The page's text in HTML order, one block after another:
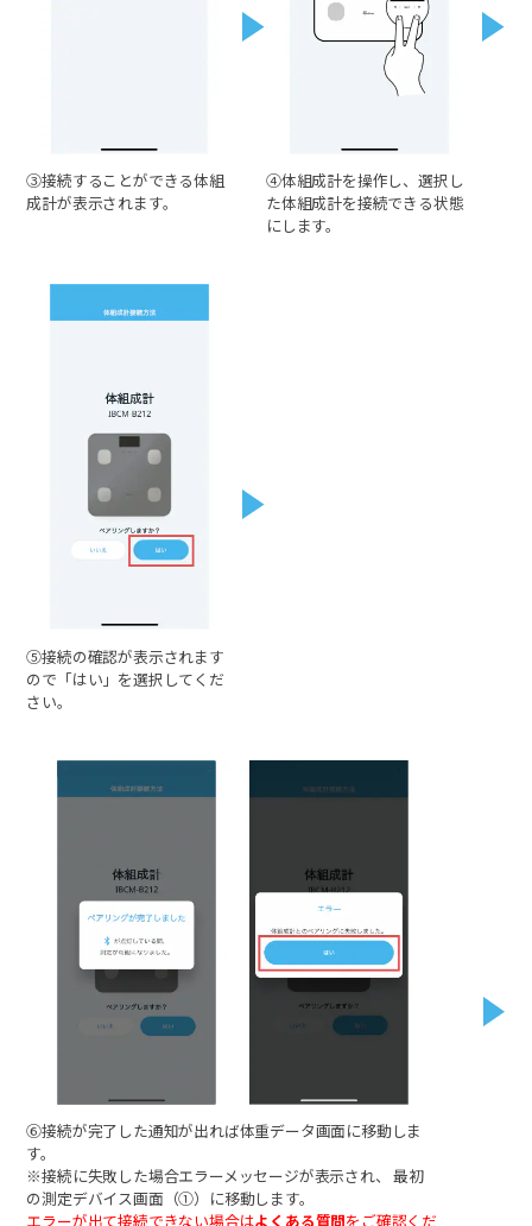
③接続することができる体組
成計が表示されます。
④体組成計を操作し、選択し
た体組成計を接続できる状態
にします。
⑤接続の確認が表示されます
ので「はい」を選択してくだ
さい。
⑥接続が完了した通知が出れば体重データ画面に移動しま
す。
※接続に失敗した場合エラーメッセージが表示され、 最初
の測定デバイス画面（①）に移動します。
エラーが出て接続できない場合はよくある質問をご確認くだ